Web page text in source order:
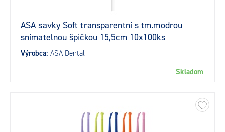
ASA savky Soft transparentní s tm.modrou
snímatelnou špičkou 15,5cm 10x100ks
Výrobca: ASA Dental
Skladom